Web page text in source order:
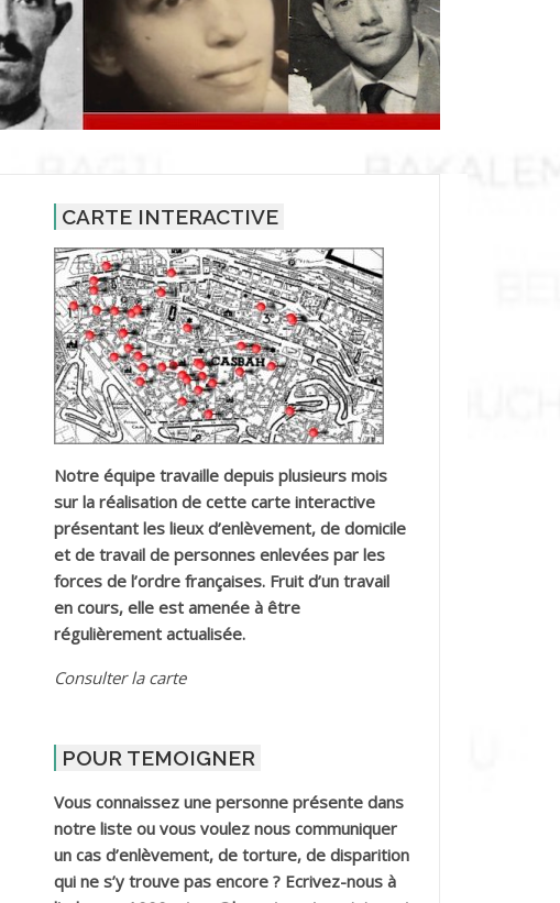
CARTE INTERACTIVE
Notre équipe travaille depuis plusieurs mois
sur la réalisation de cette carte interactive
présentant les lieux d’enlèvement, de domicile
et de travail de personnes enlevées par les
forces de l’ordre françaises. Fruit d’un travail
en cours, elle est amenée à être
régulièrement actualisée.
Consulter la carte
POUR TEMOIGNER
Vous connaissez une personne présente dans
notre liste ou vous voulez nous communiquer
un cas d’enlèvement, de torture, de disparition
qui ne s’y trouve pas encore ? Ecrivez-nous à